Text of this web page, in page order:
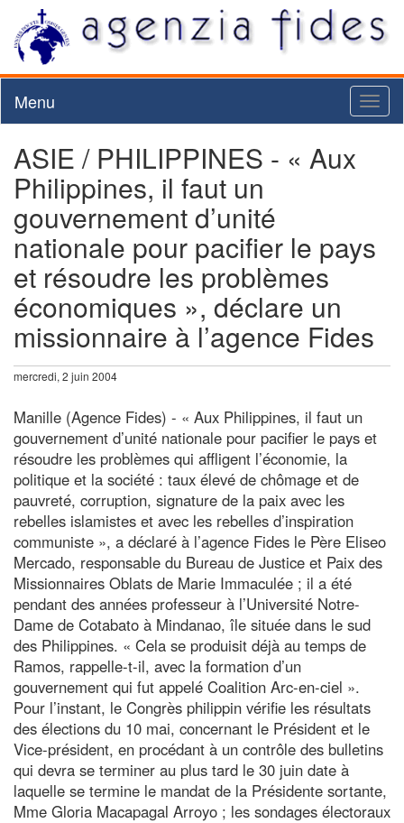
Menu
ASIE / PHILIPPINES - « Aux
Philippines, il faut un
gouvernement d’unité
nationale pour pacifier le pays
et résoudre les problèmes
économiques », déclare un
missionnaire à l’agence Fides
mercredi, 2 juin 2004
Manille (Agence Fides) - « Aux Philippines, il faut un
gouvernement d’unité nationale pour pacifier le pays et
résoudre les problèmes qui affligent l’économie, la
politique et la société : taux élevé de chômage et de
pauvreté, corruption, signature de la paix avec les
rebelles islamistes et avec les rebelles d’inspiration
communiste », a déclaré à l’agence Fides le Père Eliseo
Mercado, responsable du Bureau de Justice et Paix des
Missionnaires Oblats de Marie Immaculée ; il a été
pendant des années professeur à l’Université Notre-
Dame de Cotabato à Mindanao, île située dans le sud
des Philippines. « Cela se produisit déjà au temps de
Ramos, rappelle-t-il, avec la formation d’un
gouvernement qui fut appelé Coalition Arc-en-ciel ».
Pour l’instant, le Congrès philippin vérifie les résultats
des élections du 10 mai, concernant le Président et le
Vice-président, en procédant à un contrôle des bulletins
qui devra se terminer au plus tard le 30 juin date à
laquelle se termine le mandat de la Présidente sortante,
Mme Gloria Macapagal Arroyo ; les sondages électoraux